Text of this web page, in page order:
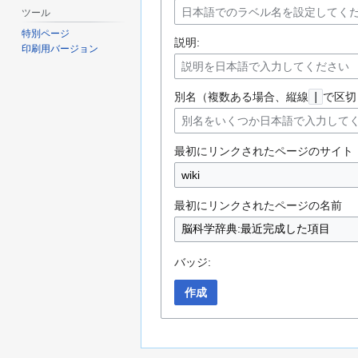
説明:
別名（複数ある場合、縦線 で区
最初にリンクされたページのサイト
最初にリンクされたページの名前
バッジ:
作成
ツール
特別ページ
印刷用バージョン